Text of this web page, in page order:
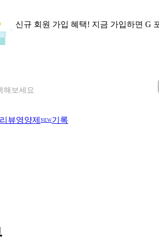
신규 회원 가입 혜택! 지금 가입하면 G
해보세요
뷰영양제 NEW기록